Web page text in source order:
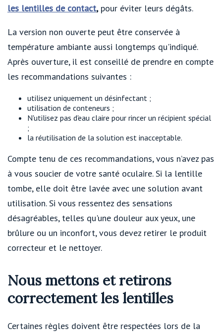
les lentilles de contact,pour éviter leurs dégâts.
La version non ouverte peut être conservée à
température ambiante aussi longtemps qu'indiqué.
Après ouverture, il est conseillé de prendre en compte
les recommandations suivantes :
utilisez uniquement un désinfectant ;
utilisation de conteneurs ;
N'utilisez pas d'eau claire pour rincer un récipient spécial
;
la réutilisation de la solution est inacceptable.
Compte tenu de ces recommandations, vous n’avez pas
à vous soucier de votre santé oculaire. Si la lentille
tombe, elle doit être lavée avec une solution avant
utilisation. Si vous ressentez des sensations
désagréables, telles qu'une douleur aux yeux, une
brûlure ou un inconfort, vous devez retirer le produit
correcteur et le nettoyer.
Nous mettons et retirons
correctement les lentilles
Certaines règles doivent être respectées lors de la